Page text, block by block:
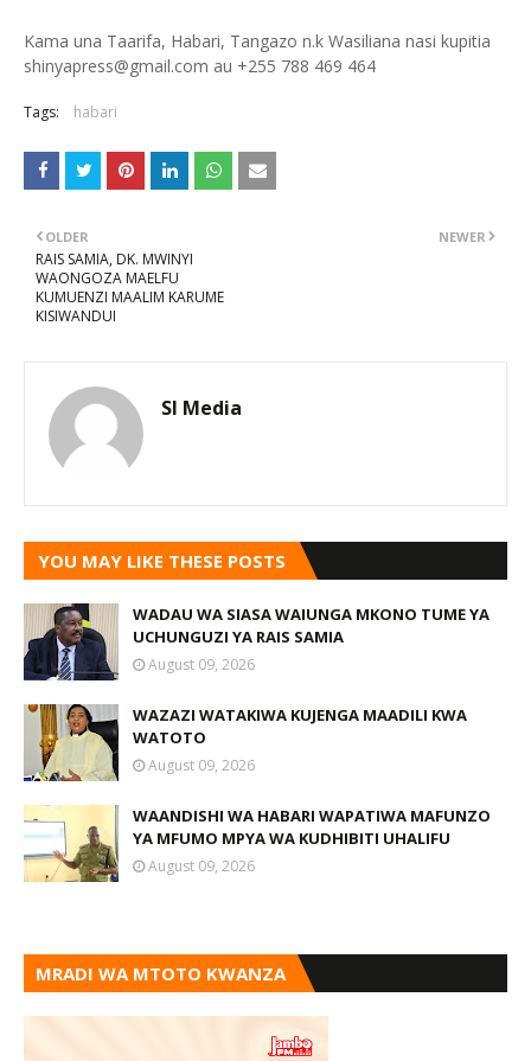
Kama una Taarifa, Habari, Tangazo n.k Wasiliana nasi kupitia
shinyapress@gmail.com au +255 788 469 464
Tags: habari
NEWER
OLDER
RAIS SAMIA, DK. MWINYI
WAONGOZA MAELFU
KUMUENZI MAALIM KARUME
KISIWANDUI
SI Media
YOU MAY LIKE THESE POSTS
WADAU WA SIASA WAIUNGA MKONO TUME YA
UCHUNGUZI YA RAIS SAMIA
August 09, 2026
WAZAZI WATAKIWA KUJENGA MAADILI KWA
WATOTO
August 09, 2026
WAANDISHI WA HABARI WAPATIWA MAFUNZO
YA MFUMO MPYA WA KUDHIBITI UHALIFU
August 09, 2026
MRADI WA MTOTO KWANZA